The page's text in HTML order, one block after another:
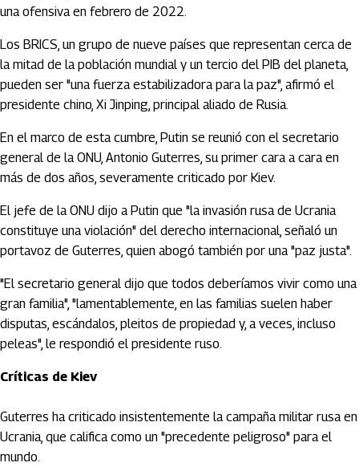
una ofensiva en febrero de 2022.
Los BRICS, un grupo de nueve países que representan cerca de
la mitad de la población mundial y un tercio del PIB del planeta,
pueden ser "una fuerza estabilizadora para la paz", afirmó el
presidente chino, Xi Jinping, principal aliado de Rusia.
En el marco de esta cumbre, Putin se reunió con el secretario
general de la ONU, Antonio Guterres, su primer cara a cara en
más de dos años, severamente criticado por Kiev.
El jefe de la ONU dijo a Putin que "la invasión rusa de Ucrania
constituye una violación" del derecho internacional, señaló un
portavoz de Guterres, quien abogó también por una "paz justa".
"El secretario general dijo que todos deberíamos vivir como una
gran familia", "lamentablemente, en las familias suelen haber
disputas, escándalos, pleitos de propiedad y, a veces, incluso
peleas", le respondió el presidente ruso.
Críticas de Kiev
Guterres ha criticado insistentemente la campaña militar rusa en
Ucrania, que califica como un "precedente peligroso" para el
mundo.